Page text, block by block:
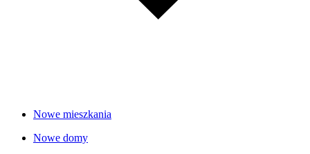
Nowe mieszkania
Nowe domy